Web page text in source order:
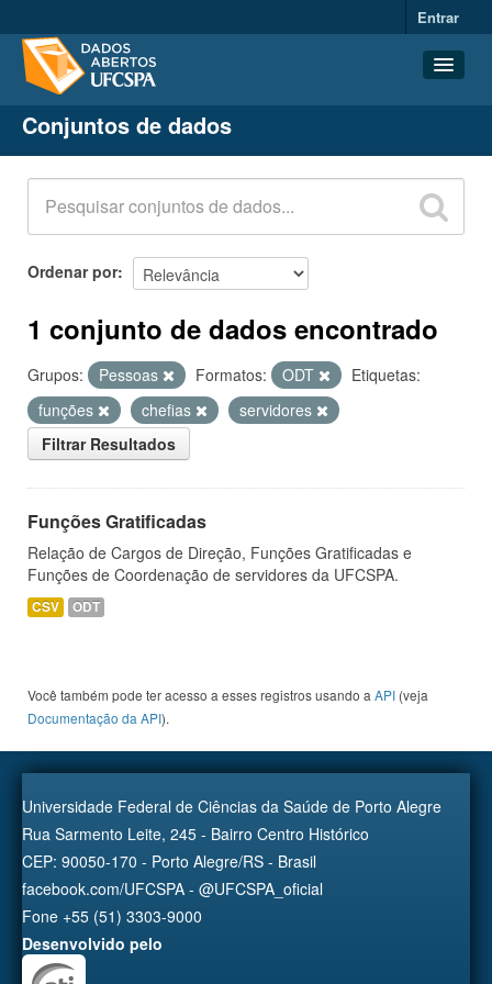
Entrar
Conjuntos de dados
Organizações
Grupos
Sobre
Conjuntos de dados
Ordenar por
1 conjunto de dados encontrado
Grupos: Pessoas Formatos: ODT
Etiquetas:
funções
chefias
servidores
Filtrar Resultados
Funções Gratificadas
Relação de Cargos de Direção, Funções Gratificadas e
Funções de Coordenação de servidores da UFCSPA.
CSV ODT
Você também pode ter acesso a esses registros usando a API (veja
Documentação da API).
Universidade Federal de Ciências da Saúde de Porto Alegre
Rua Sarmento Leite, 245 - Bairro Centro Histórico
CEP: 90050-170 - Porto Alegre/RS - Brasil
facebook.com/UFCSPA - @UFCSPA_oficial
Fone +55 (51) 3303-9000
Desenvolvido pelo